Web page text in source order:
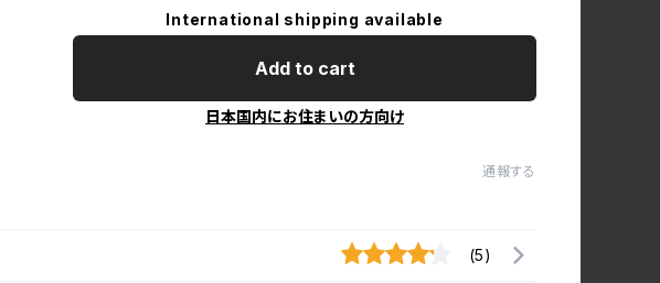
International shipping available
Add to cart
日本国内にお住まいの方向け
通報する
(5)